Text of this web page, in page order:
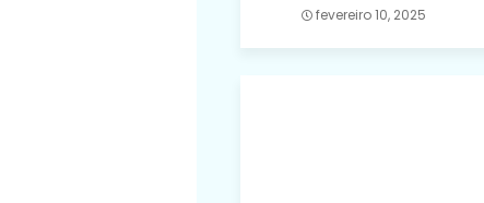
fevereiro 10, 2025